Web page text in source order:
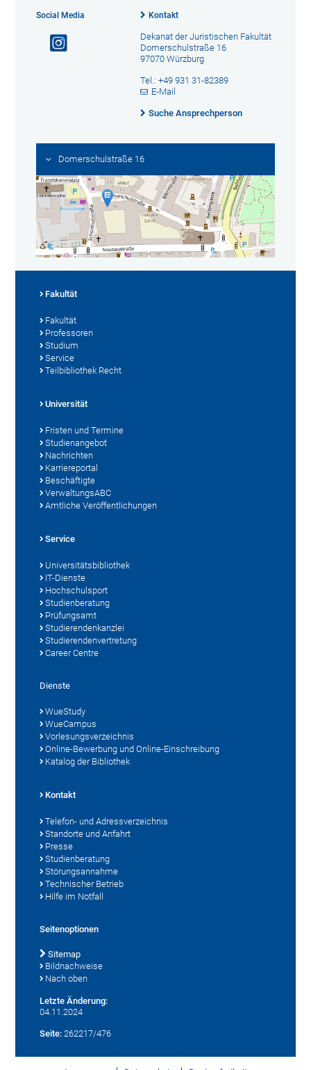
Social Media Kontakt
Dekanat der Juristischen Fakultät
Domerschulstraße 16
97070 Würzburg
Tel.: +49 931 31-82389
E-Mail
Suche Ansprechperson
Domerschulstraße 16
Fakultät
Fakultät
Professoren
Studium
Service
Teilbibliothek Recht
Universität
Fristen und Termine
Studienangebot
Nachrichten
Karriereportal
Beschäftigte
VerwaltungsABC
Amtliche Veröffentlichungen
Service
Universitätsbibliothek
IT-Dienste
Hochschulsport
Studienberatung
Prüfungsamt
Studierendenkanzlei
Studierendenvertretung
Career Centre
Dienste
WueStudy
WueCampus
Vorlesungsverzeichnis
Online-Bewerbung und Online-Einschreibung
Katalog der Bibliothek
Kontakt
Telefon- und Adressverzeichnis
Standorte und Anfahrt
Presse
Studienberatung
Störungsannahme
Technischer Betrieb
Hilfe im Notfall
Seitenoptionen
Sitemap
Bildnachweise
Nach oben
Letzte Änderung:
04.11.2024
Seite: 262217/476